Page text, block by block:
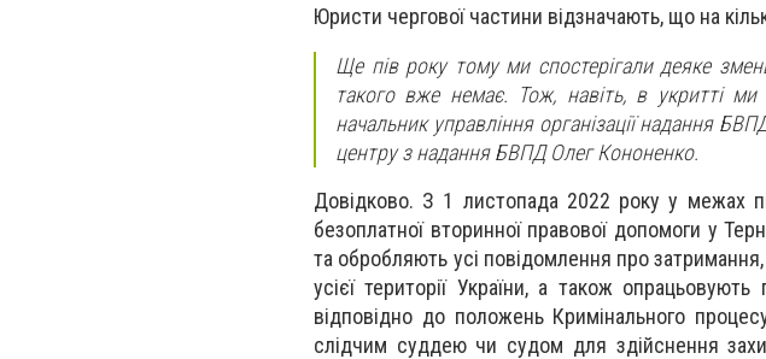
Юристи чергової частини відзначають, що на
Ще пів року тому ми спостерігали деяке
такого вже немає. Тож, навіть, в укритті
начальник управління організації надання
центру з надання БВПД Олег Кононенко.
Довідково. З 1 листопада 2022 року у межах
безоплатної вторинної правової допомоги у
та обробляють усі повідомлення про затримання,
усієї території України, а також
відповідно до положень Кримінального
слідчим суддею чи судом для здійснення